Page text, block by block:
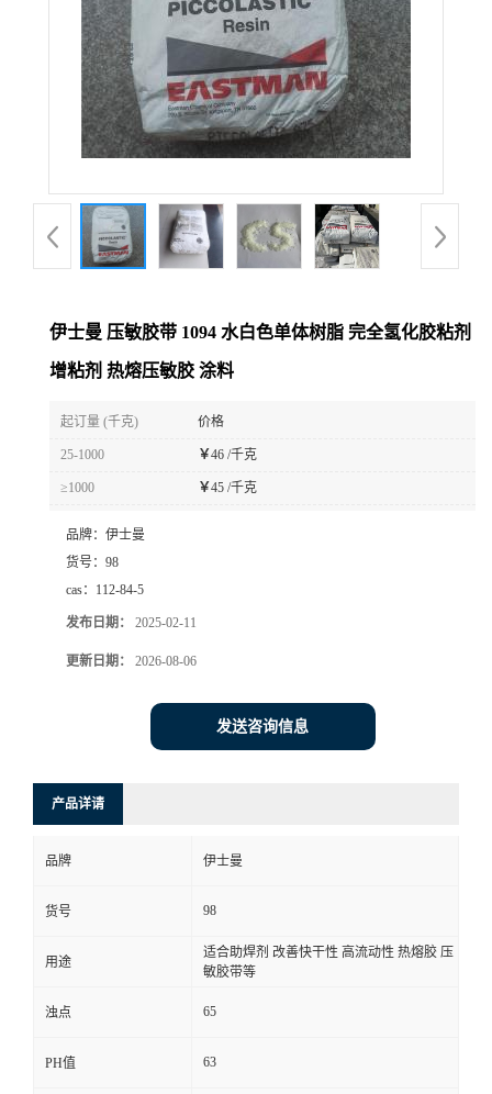
伊士曼 压敏胶带 1094 水白色单体树脂 完全氢化胶粘剂
增粘剂 热熔压敏胶 涂料
起订量 (千克) 价格
25-1000 ￥46 /千克
≥1000 ￥45 /千克
品牌： 伊士曼
货号： 98
cas： 112-84-5
发布日期： 2025-02-11
更新日期： 2026-08-06
发送咨询信息
产品详请
品牌 伊士曼
货号 98
用途
适合助焊剂 改善快干性 高流动性 热熔胶 压
敏胶带等
浊点 65
PH值 63